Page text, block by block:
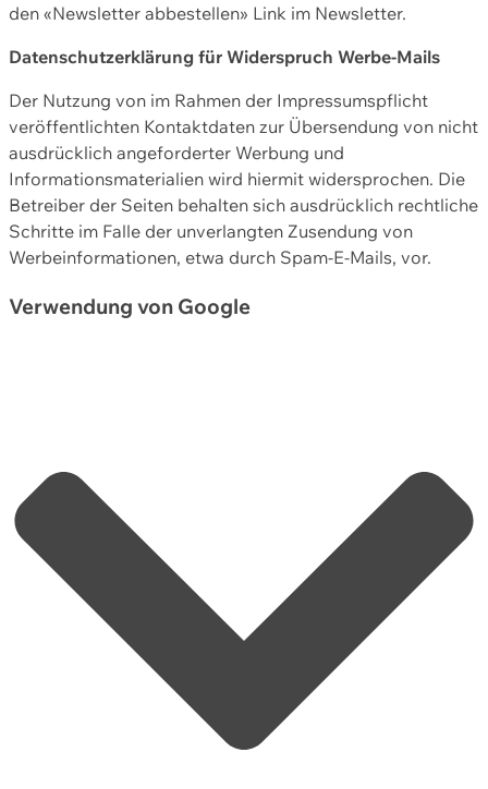
den «Newsletter abbestellen» Link im Newsletter.
Datenschutzerklärung für Widerspruch Werbe-Mails
Der Nutzung von im Rahmen der Impressumspflicht
veröffentlichten Kontaktdaten zur Übersendung von nicht
ausdrücklich angeforderter Werbung und
Informationsmaterialien wird hiermit widersprochen. Die
Betreiber der Seiten behalten sich ausdrücklich rechtliche
Schritte im Falle der unverlangten Zusendung von
Werbeinformationen, etwa durch Spam-E-Mails, vor.
Verwendung von Google